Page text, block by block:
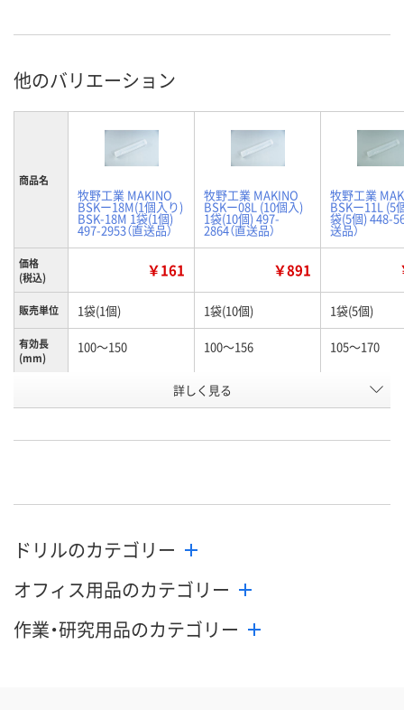
他のバリエーション
商品名
牧野工業 MAKINO
BSKー18M(1個入り)
BSK-18M 1袋(1個)
497-2953（直送品）
牧野工業 MAKINO
BSKー08L (10個入)
1袋(10個) 497-
2864（直送品）
牧野工業
BSKー11L (5
袋(5個) 448-
送品）
価格
(税込)
￥161 ￥891
販売単位 1袋(1個) 1袋(10個) 1袋(5個)
有効長
(mm)
100～150 100～156 105～170
N261156 K960603
カゴへ
詳しく見る
ドリルのカテゴリー
オフィス用品のカテゴリー
作業・研究用品のカテゴリー